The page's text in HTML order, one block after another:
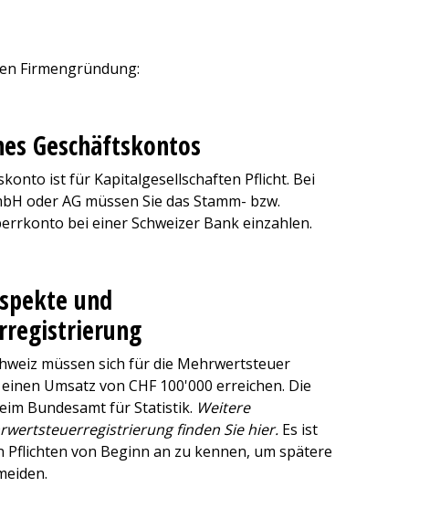
Firmengründung:
Geschäftskontos
ist für Kapitalgesellschaften Pflicht. Bei
oder AG müssen Sie das Stamm- bzw.
bei einer Schweizer Bank einzahlen.
und
müssen sich für die Mehrwertsteuer
Umsatz von CHF 100'000 erreichen. Die
Bundesamt für Statistik. Weitere
finden Sie hier. Es ist
Pflichten von Beginn an zu kennen, um spätere